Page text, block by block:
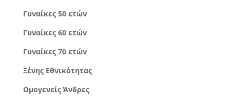
Γυναίκες 50 ετών
Γυναίκες 60 ετών
Γυναίκες 70 ετών
Ξένης Εθνικότητας
Ομογενείς Άνδρες